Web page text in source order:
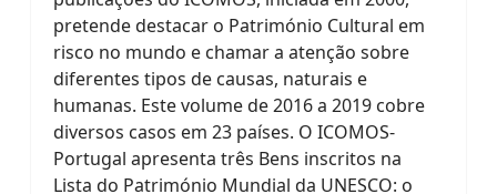
pretende destacar o Património Cultural em
risco no mundo e chamar a atenção sobre
diferentes tipos de causas, naturais e
humanas. Este volume de 2016 a 2019 cobre
diversos casos em 23 países. O ICOMOS-
Portugal apresenta três Bens inscritos na
Lista do Património Mundial da UNESCO: o